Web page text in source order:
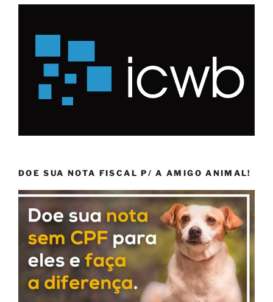
DOE SUA NOTA FISCAL P/ A AMIGO ANIMAL!